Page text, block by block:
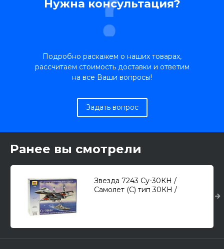
Нужна консультация?
Подробно раскажем о наших товарах,
рассчитаем стоимость доставки и ответим
на все Ваши вопросы!
Задать вопрос
Ранее вы смотрели
Звезда 7243 Су-30КН /
Самолет (С) тип 30КН /